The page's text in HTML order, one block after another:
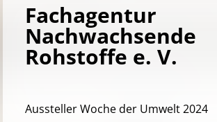
Fachagentur
Nachwachsende
Rohstoffe e. V.
Aussteller Woche der Umwelt 2024